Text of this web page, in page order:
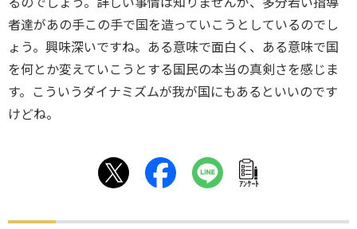
者達があの手この手で国を造っていこうとしているのでし
ょう。興味深いですね。ある意味で面白く、ある意味で国
を何とか変えていこうとする国民の本当の真剣さを感じま
す。こういうダイナミズムが我が国にもあるといいのです
けどね。
ｱﾝｹｰﾄ